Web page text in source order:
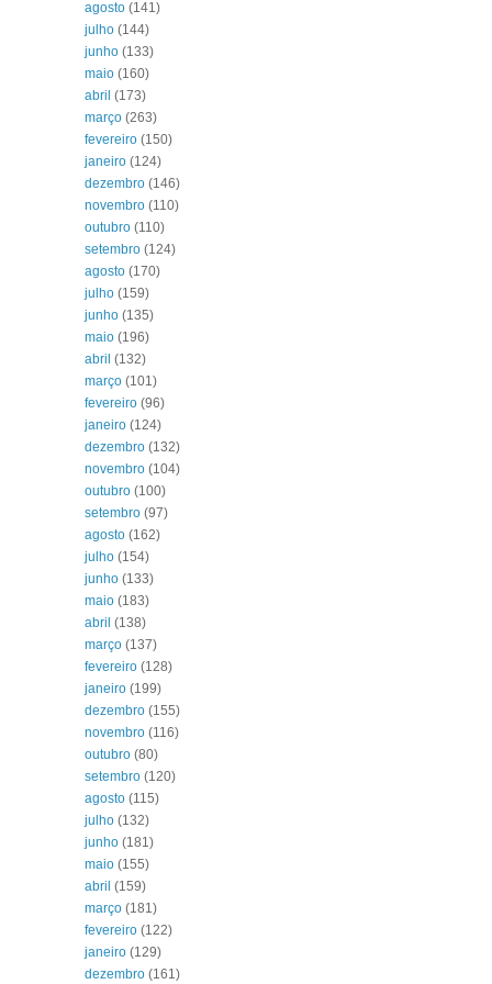
agosto (141)
julho (144)
junho (133)
maio (160)
abril (173)
março (263)
fevereiro (150)
janeiro (124)
dezembro (146)
novembro (110)
outubro (110)
setembro (124)
agosto (170)
julho (159)
junho (135)
maio (196)
abril (132)
março (101)
fevereiro (96)
janeiro (124)
dezembro (132)
novembro (104)
outubro (100)
setembro (97)
agosto (162)
julho (154)
junho (133)
maio (183)
abril (138)
março (137)
fevereiro (128)
janeiro (199)
dezembro (155)
novembro (116)
outubro (80)
setembro (120)
agosto (115)
julho (132)
junho (181)
maio (155)
abril (159)
março (181)
fevereiro (122)
janeiro (129)
dezembro (161)